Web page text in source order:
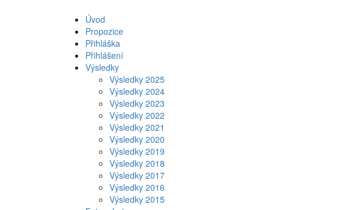
Úvod
Propozice
Přihláška
Přihlášení
Výsledky
Výsledky 2025
Výsledky 2024
Výsledky 2023
Výsledky 2022
Výsledky 2021
Výsledky 2020
Výsledky 2019
Výsledky 2018
Výsledky 2017
Výsledky 2016
Výsledky 2015